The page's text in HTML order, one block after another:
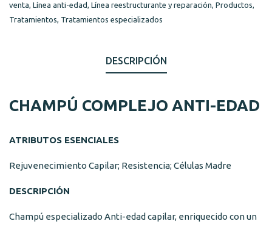
venta, Línea anti-edad, Línea reestructurante y reparación, Productos,
Tratamientos, Tratamientos especializados
DESCRIPCIÓN
CHAMPÚ COMPLEJO ANTI-EDAD
ATRIBUTOS ESENCIALES
Rejuvenecimiento Capilar; Resistencia; Células Madre
DESCRIPCIÓN
Champú especializado Anti-edad capilar, enriquecido con un